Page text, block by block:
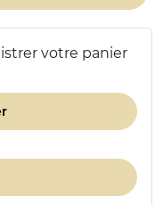
votre panier